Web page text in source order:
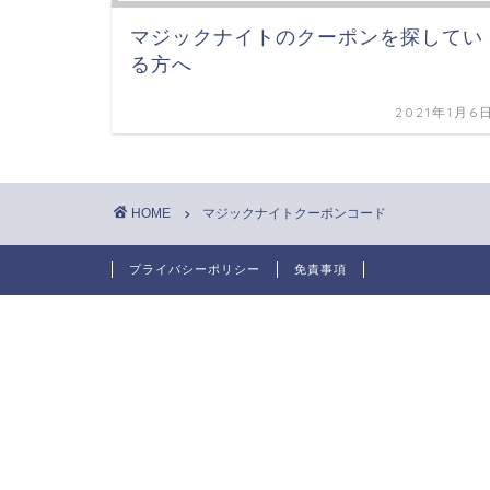
マジックナイトのクーポンを探してい
る方へ
2021年1月6
HOME マジックナイトクーポンコード
プライバシーポリシー 免責事項